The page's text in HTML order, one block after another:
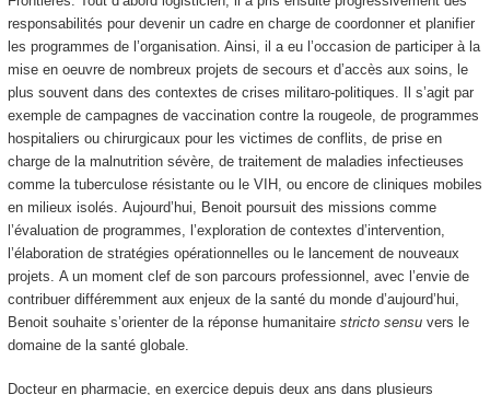
responsabilités pour devenir un cadre en charge de coordonner et planifier
les programmes de l’organisation. Ainsi, il a eu l’occasion de participer à la
mise en oeuvre de nombreux projets de secours et d’accès aux soins, le
plus souvent dans des contextes de crises militaro-politiques. Il s’agit par
exemple de campagnes de vaccination contre la rougeole, de programmes
hospitaliers ou chirurgicaux pour les victimes de conflits, de prise en
charge de la malnutrition sévère, de traitement de maladies infectieuses
comme la tuberculose résistante ou le VIH, ou encore de cliniques mobiles
en milieux isolés. Aujourd’hui, Benoit poursuit des missions comme
l’évaluation de programmes, l’exploration de contextes d’intervention,
l’élaboration de stratégies opérationnelles ou le lancement de nouveaux
projets. A un moment clef de son parcours professionnel, avec l’envie de
contribuer différemment aux enjeux de la santé du monde d’aujourd’hui,
Benoit souhaite s’orienter de la réponse humanitaire stricto sensuvers le
domaine de la santé globale.
Docteur en pharmacie, en exercice depuis deux ans dans plusieurs